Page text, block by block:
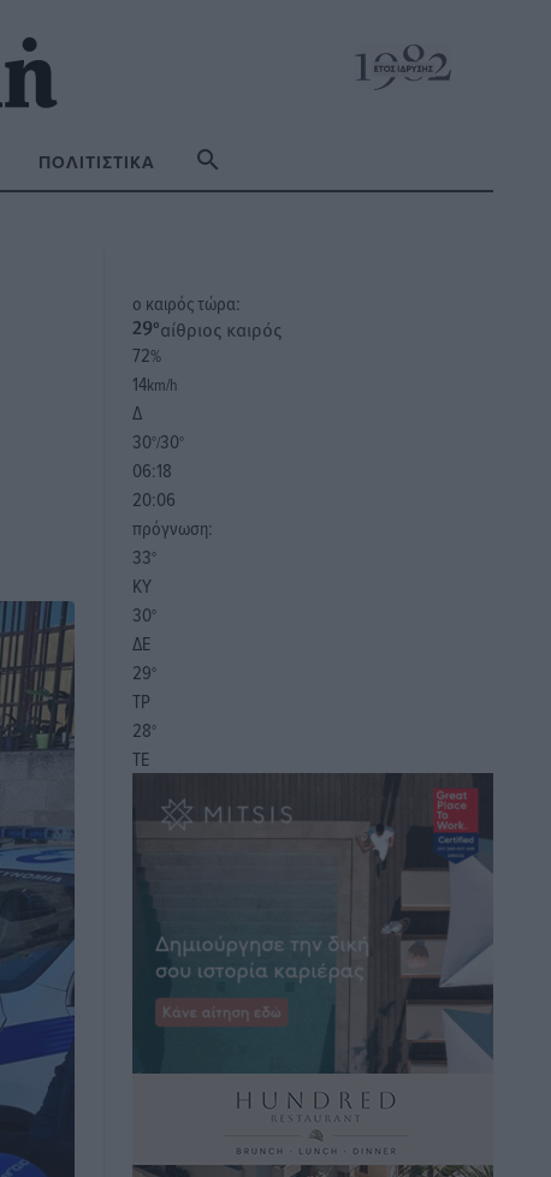
ΠΟΛΙΤΙΣΤΙΚΆ
o καιρός τώρα:
29°αίθριος καιρός
72%
14km/h
Δ
30°/30°
06:18
20:06
πρόγνωση:
33°
ΚΥ
30°
ΔΕ
29°
ΤΡ
28°
ΤΕ